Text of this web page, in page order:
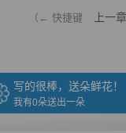
（← 快捷键 上一章
写的很棒，送朵鲜花！
我有0朵送出一朵